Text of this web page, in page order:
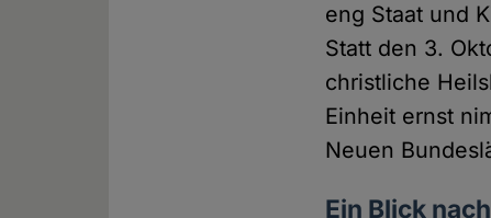
eng Staat und
Statt den 3.
christliche
Einheit ernst
Neuen
Ein Blick